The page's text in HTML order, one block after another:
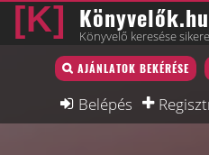
Könyvelők.hu
Könyvelő keresése
AJÁNLATOK BEKÉRÉSE
Belépés
Könyvelő lista
Könyvelési munkák